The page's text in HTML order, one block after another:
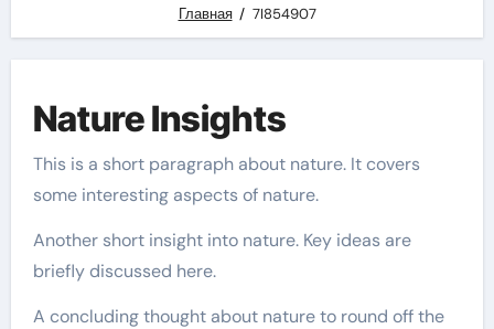
Главная 7I854907
Nature Insights
This is a short paragraph about nature. It covers
some interesting aspects of nature.
Another short insight into nature. Key ideas are
briefly discussed here.
A concluding thought about nature to round off the